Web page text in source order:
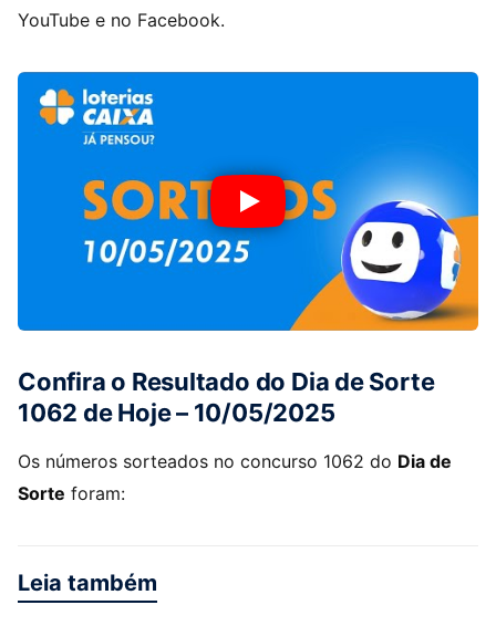
YouTube e no Facebook.
Confira o Resultado do Dia de Sorte
1062 de Hoje – 10/05/2025
Os números sorteados no concurso 1062 do Dia de
Sorte foram:
Leia também